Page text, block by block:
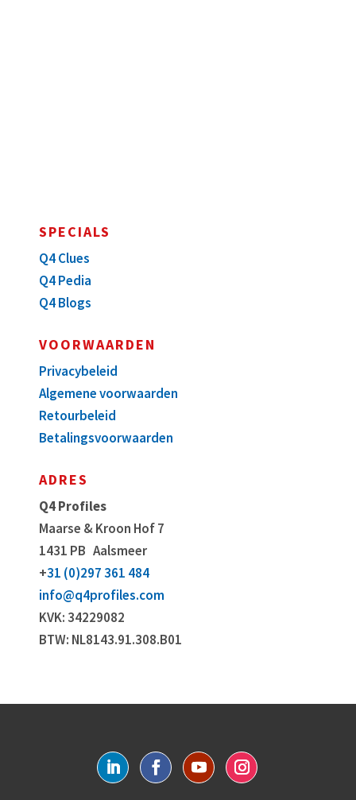
SPECIALS
Q4 Clues
Q4 Pedia
Q4 Blogs
VOORWAARDEN
Privacybeleid
Algemene voorwaarden
Retourbeleid
Betalingsvoorwaarden
ADRES
Q4 Profiles
Maarse & Kroon Hof 7
1431 PB Aalsmeer
+31 (0)297 361 484
info@q4profiles.com
KVK: 34229082
BTW: NL8143.91.308.B01